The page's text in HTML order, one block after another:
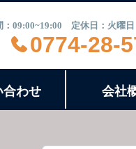
：09:00~19:00 定休日：火曜日
0774-28-
合わせ 会社